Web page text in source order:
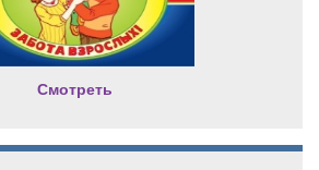
Смотреть